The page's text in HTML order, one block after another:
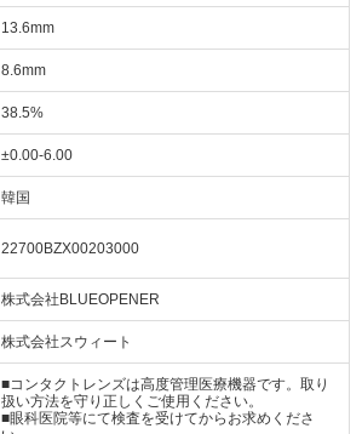
13.6mm
8.6mm
38.5%
±0.00-6.00
韓国
22700BZX00203000
株式会社BLUEOPENER
株式会社スウィート
■コンタクトレンズは高度管理医療機器です。取り
扱い方法を守り正しくご使用ください。
■眼科医院等にて検査を受けてからお求めくださ